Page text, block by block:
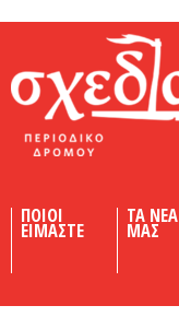
ΠΟΙΟΙ
ΕΙΜΑΣΤΕ
ΤΑ ΝΕΑ
ΜΑΣ